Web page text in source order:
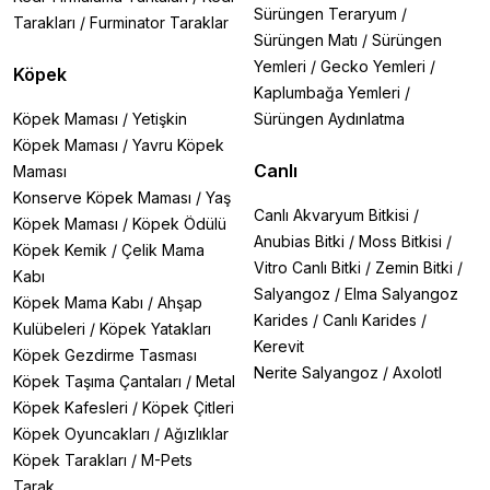
Tarakları / Furminator Taraklar
Köpek
Köpek Maması / Yetişkin
Köpek Maması / Yavru Köpek
Maması
Konserve Köpek Maması / Yaş
Köpek Maması / Köpek Ödülü
Köpek Kemik / Çelik Mama
Kabı
Köpek Mama Kabı / Ahşap
Kulübeleri / Köpek Yatakları
Köpek Gezdirme Tasması
Köpek Taşıma Çantaları / Metal
Köpek Kafesleri / Köpek Çitleri
Köpek Oyuncakları / Ağızlıklar
Köpek Tarakları / M-Pets
Tarak
Sürüngen Teraryum /
Sürüngen Matı / Sürüngen
Yemleri / Gecko Yemleri /
Kaplumbağa Yemleri /
Sürüngen Aydınlatma
Canlı
Canlı Akvaryum Bitkisi /
Anubias Bitki / Moss Bitkisi /
Vitro Canlı Bitki / Zemin Bitki /
Salyangoz / Elma Salyangoz
Karides / Canlı Karides /
Kerevit
Nerite Salyangoz / Axolotl